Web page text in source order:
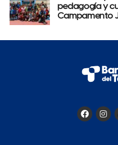
pedagogía y
Campamento